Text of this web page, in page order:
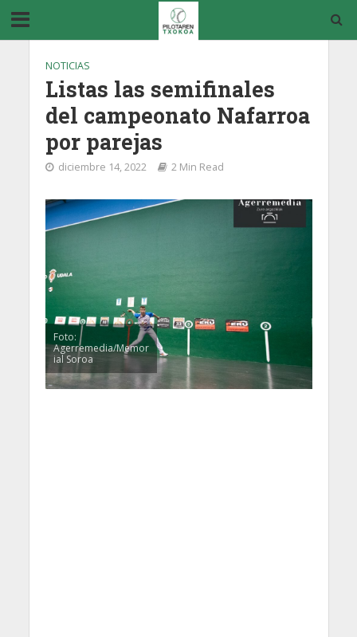
NOTICIAS
Listas las semifinales
del campeonato Nafarroa
por parejas
diciembre 14, 2022 2 Min Read
Foto:
Agerremedia/Memor
ial Soroa